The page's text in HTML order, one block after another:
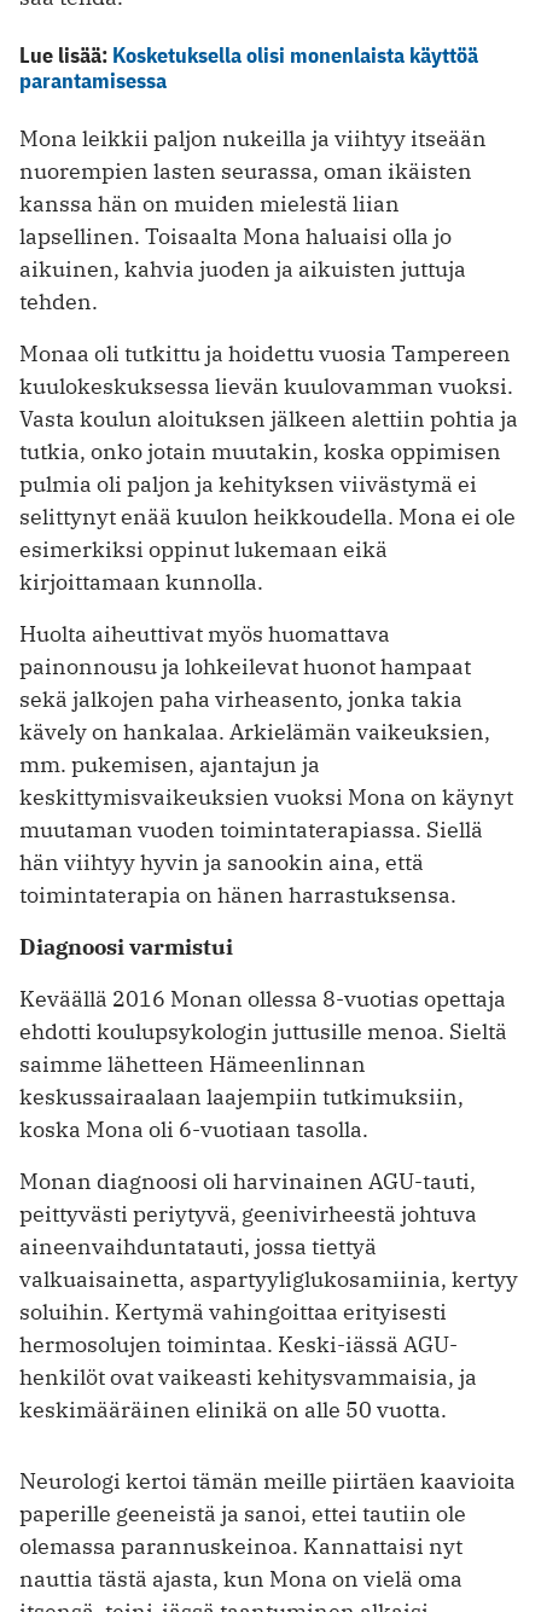
Lue lisää: Kosketuksella olisi monenlaista käyttöä
parantamisessa
Mona leikkii paljon nukeilla ja viihtyy itseään
nuorempien lasten seurassa, oman ikäisten
kanssa hän on muiden mielestä liian
lapsellinen. Toisaalta ­Mona haluaisi olla jo
aikuinen, kahvia juoden ja aikuisten juttuja
tehden.
Monaa oli tutkittu ja hoidettu vuosia Tampereen
kuulokeskuksessa lievän kuulovamman vuoksi.
Vasta koulun aloituksen jälkeen alettiin pohtia ja
tutkia, onko jotain muutakin, koska oppimisen
pulmia oli paljon ja kehityksen viivästymä ei
selittynyt enää kuulon heikkoudella. Mona ei ole
esimerkiksi oppinut lukemaan eikä
kirjoittamaan kunnolla.
Huolta aiheuttivat myös huomattava
painonnousu ja lohkeilevat huonot hampaat
sekä jalkojen paha virheasento, jonka takia
kävely on hankalaa. Arkielämän vaikeuksien,
mm. pukemisen, ajantajun ja
keskittymisvaikeuksien vuoksi Mona on käynyt
muutaman vuoden toimintaterapiassa. Siellä
hän viihtyy hyvin ja sanookin aina, että
toimintaterapia on hänen harrastuksensa.
Diagnoosi varmistui
Keväällä 2016 Monan ollessa 8-vuotias opettaja
ehdotti koulupsykologin juttusille menoa. Sieltä
saimme lähetteen Hämeenlinnan
keskussairaalaan laajempiin tutkimuksiin,
koska Mona oli 6-vuotiaan tasolla.
Monan diagnoosi oli harvinainen AGU-tauti,
peittyvästi periytyvä, geenivirheestä johtuva
aineenvaihduntatauti, jossa tiettyä
valkuaisainetta, aspartyyli­glukosamiinia, kertyy
soluihin. Kertymä vahingoittaa erityisesti
hermosolujen toimintaa. Keski-iässä AGU-
henkilöt ovat vaikeasti kehitysvammaisia, ja
keskimääräinen elinikä on alle 50 vuotta.
Neurologi kertoi tämän meille piir­täen kaavioita
paperille geeneistä ja sanoi, ettei tautiin ole
olemassa parannuskeinoa. Kannattaisi nyt
nauttia tästä ajasta, kun Mona on vielä oma